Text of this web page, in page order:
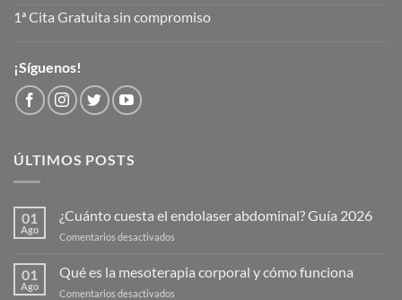
1ª Cita Gratuita sin compromiso
¡Síguenos!
ÚLTIMOS POSTS
01
Ago
¿Cuánto cuesta el endolaser abdominal? Guía 2026
Comentarios desactivados
cuesta
el
01
Ago
Qué es la mesoterapia corporal y cómo funciona
Comentarios desactivados